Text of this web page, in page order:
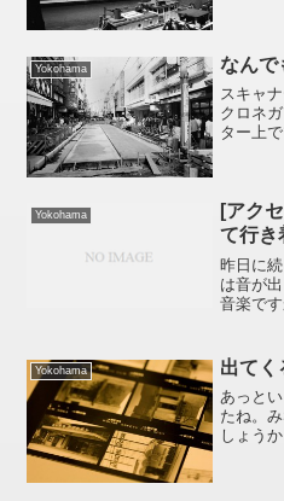
は橫浜
Yokohama なんで
スキャ
クロネ
ター上
ンをポ
Yokohama
[アク
て行き
昨日に
は音が
音楽で
うやら
Yokohama 出てく
あっと
たね。
しょう